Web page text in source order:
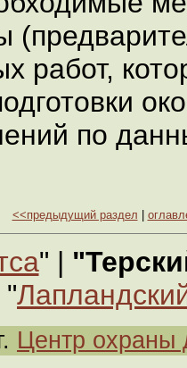
работ,
по
<<предыдущий раздел
" |
"
Центр охраны